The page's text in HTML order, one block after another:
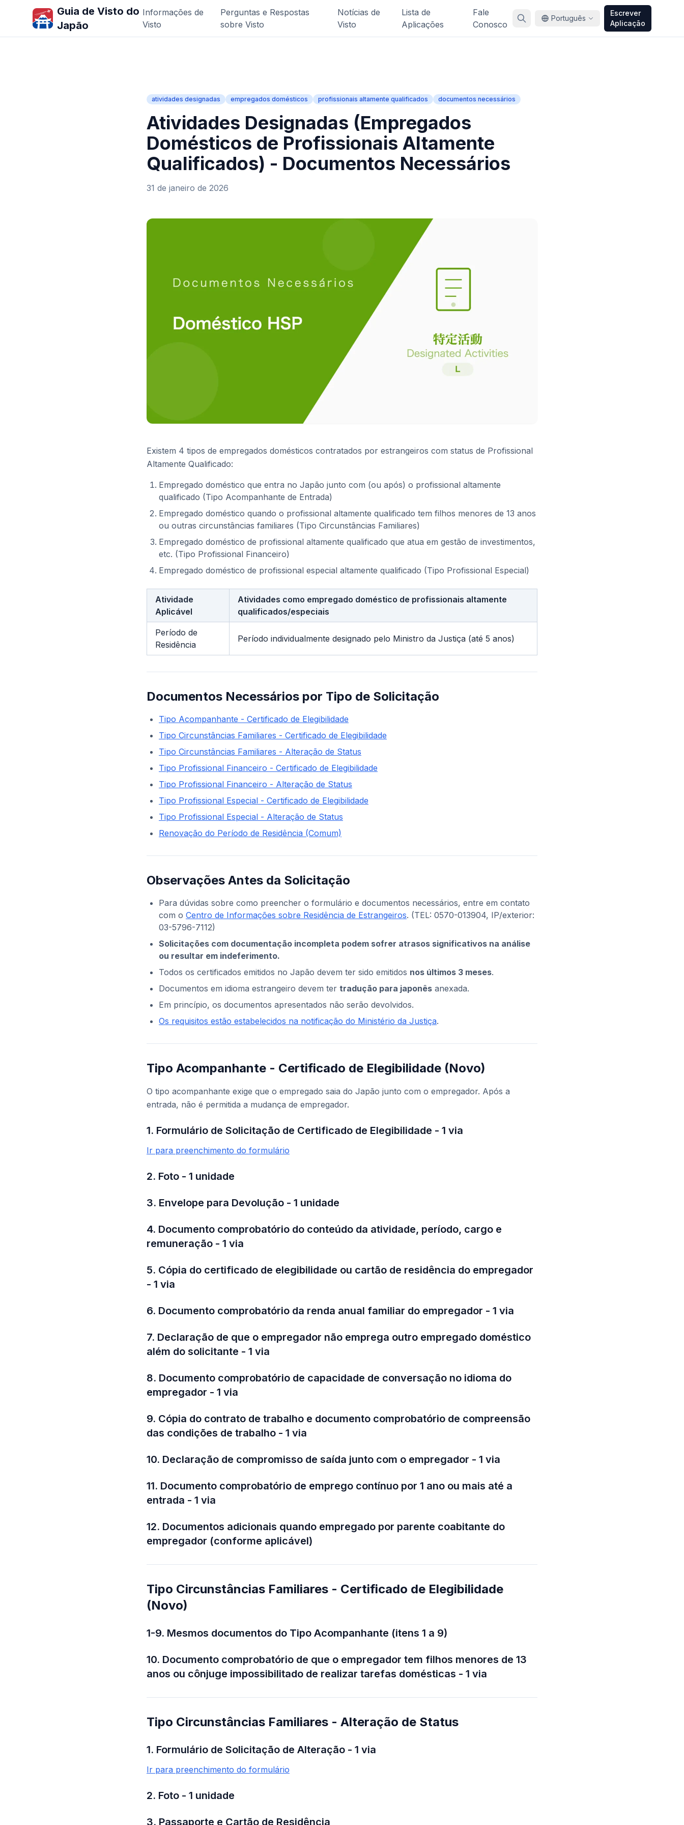
Guia de Visto do
Japão
Informações de
Visto
Perguntas e Respostas
sobre Visto
Notícias de
Visto
Lista de
Aplicações
Fale
Conosco
Português
Escrever
Aplicação
atividades designadas empregados domésticos profissionais altamente qualificados documentos necessários
Atividades Designadas (Empregados
Domésticos de Profissionais Altamente
Qualificados) - Documentos Necessários
31 de janeiro de 2026
Existem 4 tipos de empregados domésticos contratados por estrangeiros com status de Profissional
Altamente Qualificado:
Empregado doméstico que entra no Japão junto com (ou após) o profissional altamente
qualificado (Tipo Acompanhante de Entrada)
Empregado doméstico quando o profissional altamente qualificado tem filhos menores de 13 anos
ou outras circunstâncias familiares (Tipo Circunstâncias Familiares)
Empregado doméstico de profissional altamente qualificado que atua em gestão de investimentos,
etc. (Tipo Profissional Financeiro)
Empregado doméstico de profissional especial altamente qualificado (Tipo Profissional Especial)
Atividade
Aplicável
Atividades como empregado doméstico de profissionais altamente
qualificados/especiais
Período de
Residência
Período individualmente designado pelo Ministro da Justiça (até 5 anos)
Documentos Necessários por Tipo de Solicitação
Tipo Acompanhante - Certificado de Elegibilidade
Tipo Circunstâncias Familiares - Certificado de Elegibilidade
Tipo Circunstâncias Familiares - Alteração de Status
Tipo Profissional Financeiro - Certificado de Elegibilidade
Tipo Profissional Financeiro - Alteração de Status
Tipo Profissional Especial - Certificado de Elegibilidade
Tipo Profissional Especial - Alteração de Status
Renovação do Período de Residência (Comum)
Observações Antes da Solicitação
Para dúvidas sobre como preencher o formulário e documentos necessários, entre em contato
com o Centro de Informações sobre Residência de Estrangeiros. (TEL: 0570-013904, IP/exterior:
03-5796-7112)
Solicitações com documentação incompleta podem sofrer atrasos significativos na análise
ou resultar em indeferimento.
Todos os certificados emitidos no Japão devem ter sido emitidos nos últimos 3 meses.
Documentos em idioma estrangeiro devem ter tradução para japonês anexada.
Em princípio, os documentos apresentados não serão devolvidos.
Os requisitos estão estabelecidos na notificação do Ministério da Justiça.
Tipo Acompanhante - Certificado de Elegibilidade (Novo)
O tipo acompanhante exige que o empregado saia do Japão junto com o empregador. Após a
entrada, não é permitida a mudança de empregador.
1. Formulário de Solicitação de Certificado de Elegibilidade - 1 via
Ir para preenchimento do formulário
2. Foto - 1 unidade
3. Envelope para Devolução - 1 unidade
4. Documento comprobatório do conteúdo da atividade, período, cargo e
remuneração - 1 via
5. Cópia do certificado de elegibilidade ou cartão de residência do empregador
- 1 via
6. Documento comprobatório da renda anual familiar do empregador - 1 via
7. Declaração de que o empregador não emprega outro empregado doméstico
além do solicitante - 1 via
8. Documento comprobatório de capacidade de conversação no idioma do
empregador - 1 via
9. Cópia do contrato de trabalho e documento comprobatório de compreensão
das condições de trabalho - 1 via
10. Declaração de compromisso de saída junto com o empregador - 1 via
11. Documento comprobatório de emprego contínuo por 1 ano ou mais até a
entrada - 1 via
12. Documentos adicionais quando empregado por parente coabitante do
empregador (conforme aplicável)
Tipo Circunstâncias Familiares - Certificado de Elegibilidade
(Novo)
1-9. Mesmos documentos do Tipo Acompanhante (itens 1 a 9)
10. Documento comprobatório de que o empregador tem filhos menores de 13
anos ou cônjuge impossibilitado de realizar tarefas domésticas - 1 via
Tipo Circunstâncias Familiares - Alteração de Status
1. Formulário de Solicitação de Alteração - 1 via
Ir para preenchimento do formulário
2. Foto - 1 unidade
3. Passaporte e Cartão de Residência